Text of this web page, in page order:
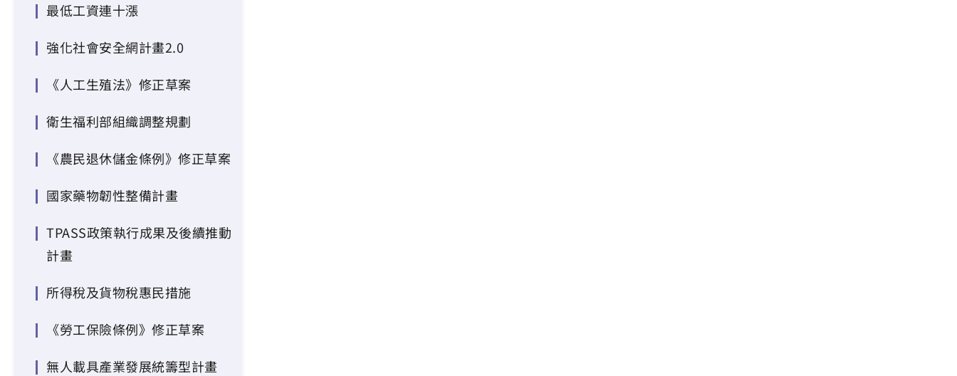
最低工資連十漲
強化社會安全網計畫2.0
《人工生殖法》修正草案
衛生福利部組織調整規劃
《農民退休儲金條例》修正草案
國家藥物韌性整備計畫
TPASS政策執行成果及後續推動
計畫
所得稅及貨物稅惠民措施
《勞工保險條例》修正草案
無人載具產業發展統籌型計畫